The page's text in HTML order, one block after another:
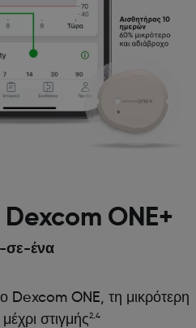
ONE+
σε-ένα
Dexcom ONE, τη μικρότερη
στιγμής2,4